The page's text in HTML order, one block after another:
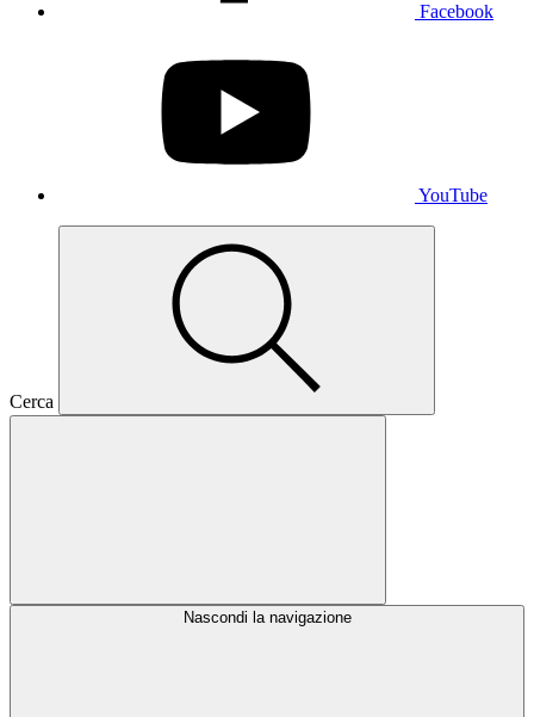
Facebook
YouTube
Cerca
Nascondi la navigazione